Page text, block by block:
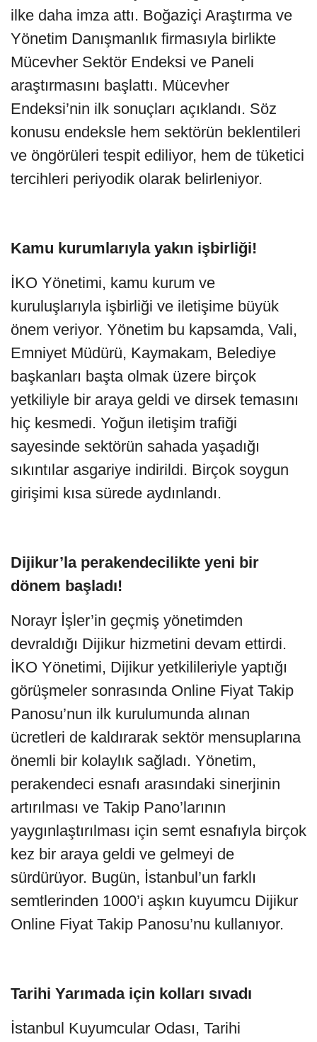
ilke daha imza attı. Boğaziçi Araştırma ve
Yönetim Danışmanlık firmasıyla birlikte
Mücevher Sektör Endeksi ve Paneli
araştırmasını başlattı. Mücevher
Endeksi’nin ilk sonuçları açıklandı. Söz
konusu endeksle hem sektörün beklentileri
ve öngörüleri tespit ediliyor, hem de tüketici
tercihleri periyodik olarak belirleniyor.
Kamu kurumlarıyla yakın işbirliği!
İKO Yönetimi, kamu kurum ve
kuruluşlarıyla işbirliği ve iletişime büyük
önem veriyor. Yönetim bu kapsamda, Vali,
Emniyet Müdürü, Kaymakam, Belediye
başkanları başta olmak üzere birçok
yetkiliyle bir araya geldi ve dirsek temasını
hiç kesmedi. Yoğun iletişim trafiği
sayesinde sektörün sahada yaşadığı
sıkıntılar asgariye indirildi. Birçok soygun
girişimi kısa sürede aydınlandı.
Dijikur’la perakendecilikte yeni bir
dönem başladı!
Norayr İşler’in geçmiş yönetimden
devraldığı Dijikur hizmetini devam ettirdi.
İKO Yönetimi, Dijikur yetkilileriyle yaptığı
görüşmeler sonrasında Online Fiyat Takip
Panosu’nun ilk kurulumunda alınan
ücretleri de kaldırarak sektör mensuplarına
önemli bir kolaylık sağladı. Yönetim,
perakendeci esnafı arasındaki sinerjinin
artırılması ve Takip Pano’larının
yaygınlaştırılması için semt esnafıyla birçok
kez bir araya geldi ve gelmeyi de
sürdürüyor. Bugün, İstanbul’un farklı
semtlerinden 1000’i aşkın kuyumcu Dijikur
Online Fiyat Takip Panosu’nu kullanıyor.
Tarihi Yarımada için kolları sıvadı
İstanbul Kuyumcular Odası, Tarihi